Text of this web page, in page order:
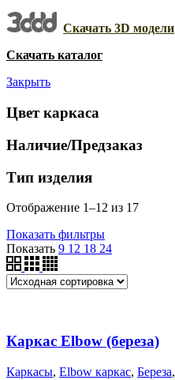
Скачать 3D модели
Скачать каталог
Закрыть
Цвет каркаса
Наличие/Предзаказ
Тип изделия
Отображение 1–12 из 17
Показать фильтры
Показать 9 12 18 24
Каркас Elbow (береза)
Каркасы, Elbow каркас, Береза,